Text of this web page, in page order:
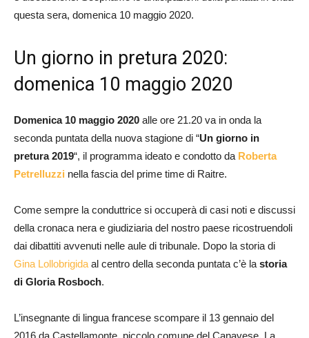
questa sera, domenica 10 maggio 2020.
Un giorno in pretura 2020:
domenica 10 maggio 2020
Domenica 10 maggio 2020 alle ore 21.20 va in onda la
seconda puntata della nuova stagione di “Un giorno in
pretura 2019“, il programma ideato e condotto da Roberta
Petrelluzzi nella fascia del prime time di Raitre.
Come sempre la conduttrice si occuperà di casi noti e discussi
della cronaca nera e giudiziaria del nostro paese ricostruendoli
dai dibattiti avvenuti nelle aule di tribunale. Dopo la storia di
Gina Lollobrigida al centro della seconda puntata c’è la storia
di Gloria Rosboch.
L’insegnante di lingua francese scompare il 13 gennaio del
2016 da Castellamonte, piccolo comune del Canavese. La